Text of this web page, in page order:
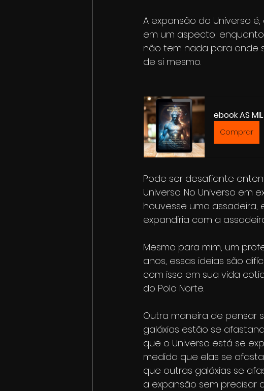
A expansão do Universo
em um aspecto:
não tem nada para onde
de si mesmo.
ebook AS
Comprar
Pode ser desafiante
Universo. No Universo em
houvesse uma assadeira,
expandiria com a
Mesmo para mim, um
anos, essas ideias são
com isso em sua vida
do Polo Norte.
Outra maneira de pensar
galáxias estão se
que o Universo está se
medida que elas se
que outras galáxias se
a expansão sem precisar